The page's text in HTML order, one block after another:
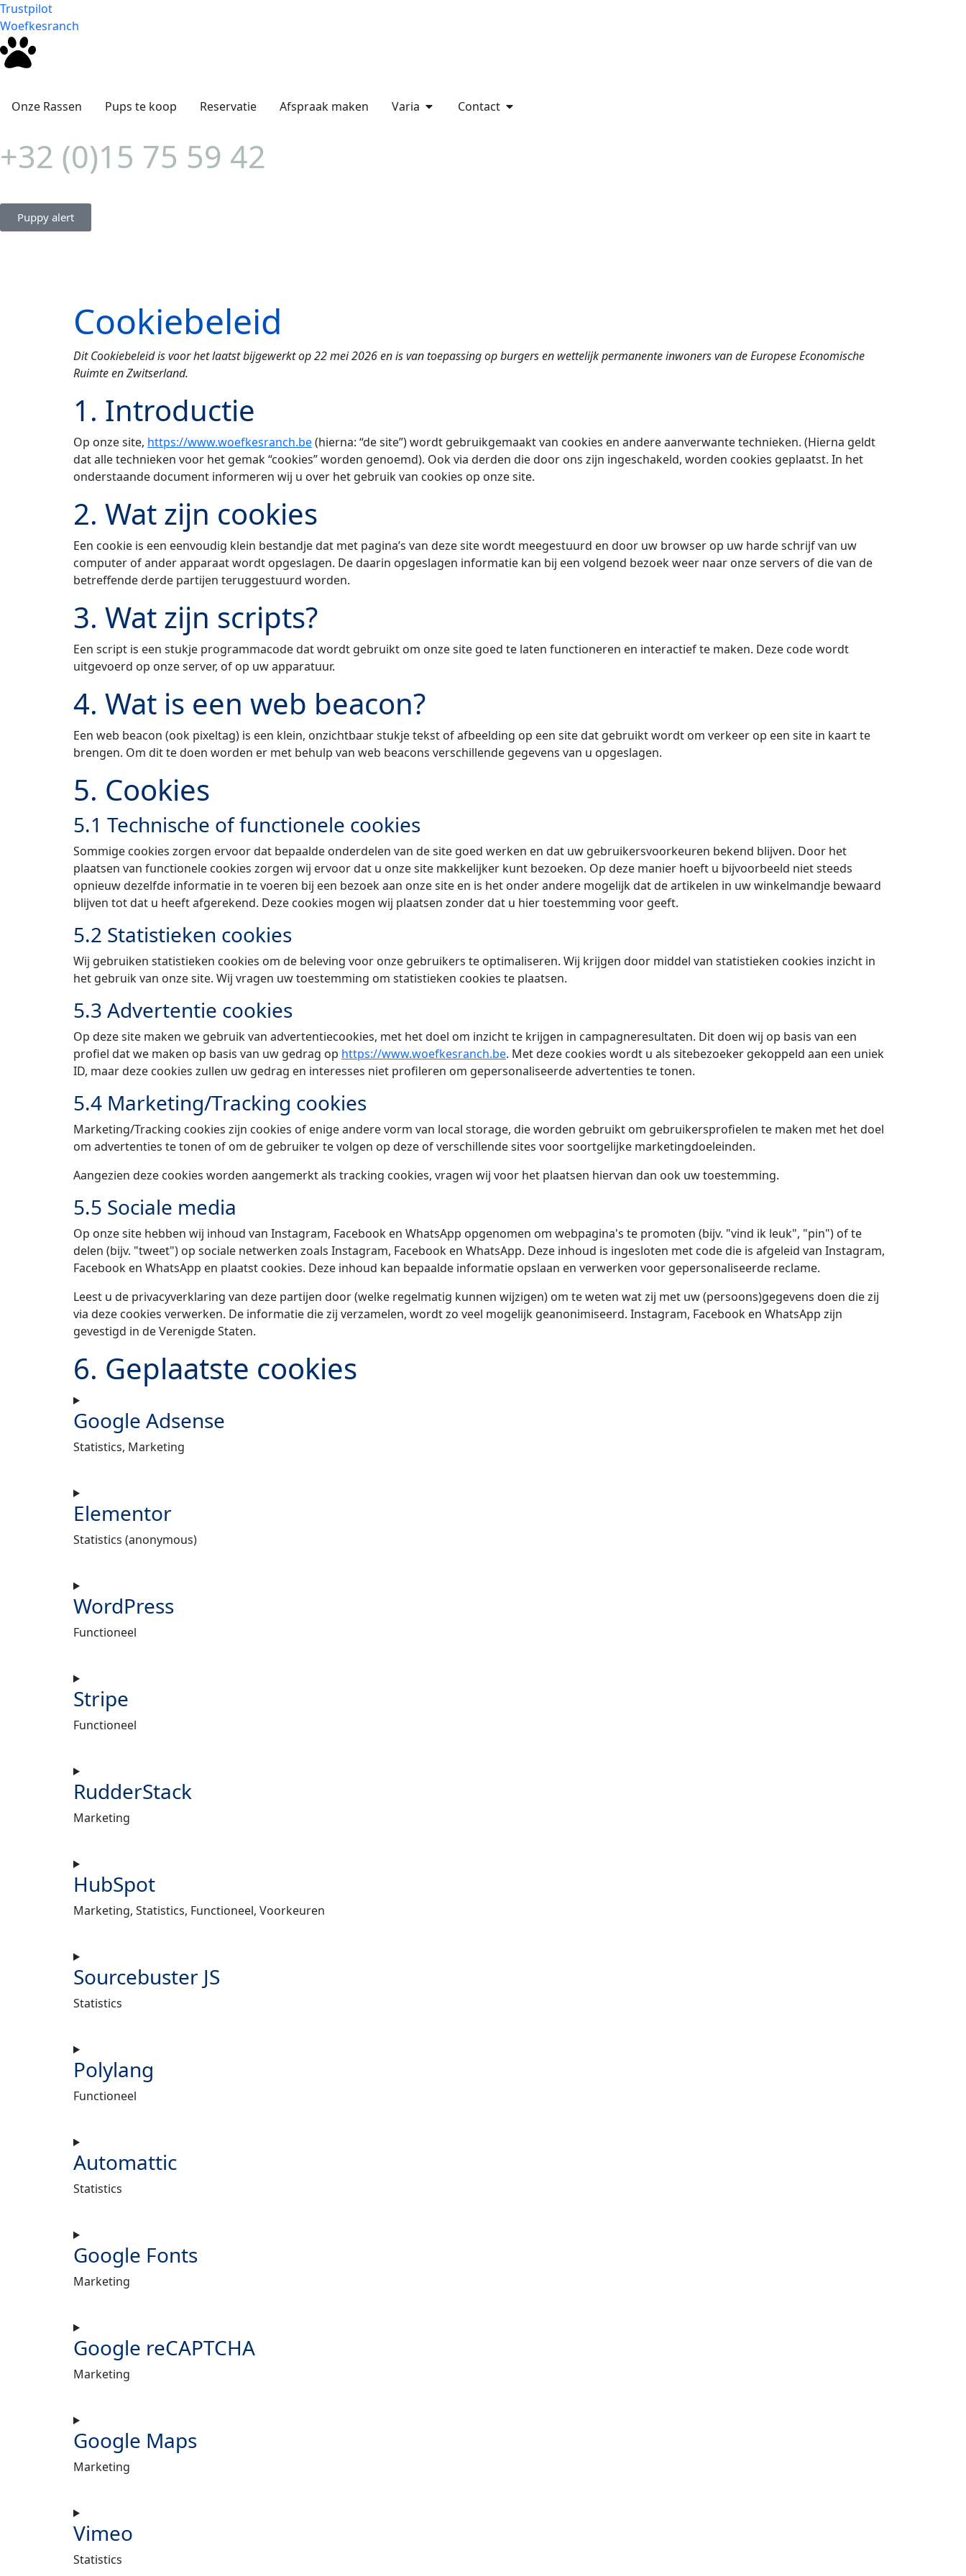
Trustpilot
Woefkesranch
Onze Rassen Pups te koop Reservatie Afspraak maken Varia Contact
+32 (0)15 75 59 42
Puppy alert
Cookiebeleid
Dit Cookiebeleid is voor het laatst bijgewerkt op 22 mei 2026 en is van toepassing op burgers en wettelijk permanente inwoners van de Europese Economische
Ruimte en Zwitserland.
1. Introductie
Op onze site, https://www.woefkesranch.be(hierna: “de site”) wordt gebruikgemaakt van cookies en andere aanverwante technieken. (Hierna geldt
dat alle technieken voor het gemak “cookies” worden genoemd). Ook via derden die door ons zijn ingeschakeld, worden cookies geplaatst. In het
onderstaande document informeren wij u over het gebruik van cookies op onze site.
2. Wat zijn cookies
Een cookie is een eenvoudig klein bestandje dat met pagina’s van deze site wordt meegestuurd en door uw browser op uw harde schrijf van uw
computer of ander apparaat wordt opgeslagen. De daarin opgeslagen informatie kan bij een volgend bezoek weer naar onze servers of die van de
betreffende derde partijen teruggestuurd worden.
3. Wat zijn scripts?
Een script is een stukje programmacode dat wordt gebruikt om onze site goed te laten functioneren en interactief te maken. Deze code wordt
uitgevoerd op onze server, of op uw apparatuur.
4. Wat is een web beacon?
Een web beacon (ook pixeltag) is een klein, onzichtbaar stukje tekst of afbeelding op een site dat gebruikt wordt om verkeer op een site in kaart te
brengen. Om dit te doen worden er met behulp van web beacons verschillende gegevens van u opgeslagen.
5. Cookies
5.1 Technische of functionele cookies
Sommige cookies zorgen ervoor dat bepaalde onderdelen van de site goed werken en dat uw gebruikersvoorkeuren bekend blijven. Door het
plaatsen van functionele cookies zorgen wij ervoor dat u onze site makkelijker kunt bezoeken. Op deze manier hoeft u bijvoorbeeld niet steeds
opnieuw dezelfde informatie in te voeren bij een bezoek aan onze site en is het onder andere mogelijk dat de artikelen in uw winkelmandje bewaard
blijven tot dat u heeft afgerekend. Deze cookies mogen wij plaatsen zonder dat u hier toestemming voor geeft.
5.2 Statistieken cookies
Wij gebruiken statistieken cookies om de beleving voor onze gebruikers te optimaliseren. Wij krijgen door middel van statistieken cookies inzicht in
het gebruik van onze site. Wij vragen uw toestemming om statistieken cookies te plaatsen.
5.3 Advertentie cookies
Op deze site maken we gebruik van advertentiecookies, met het doel om inzicht te krijgen in campagneresultaten. Dit doen wij op basis van een
profiel dat we maken op basis van uw gedrag op https://www.woefkesranch.be. Met deze cookies wordt u als sitebezoeker gekoppeld aan een uniek
ID, maar deze cookies zullen uw gedrag en interesses niet profileren om gepersonaliseerde advertenties te tonen.
5.4 Marketing/Tracking cookies
Marketing/Tracking cookies zijn cookies of enige andere vorm van local storage, die worden gebruikt om gebruikersprofielen te maken met het doel
om advertenties te tonen of om de gebruiker te volgen op deze of verschillende sites voor soortgelijke marketingdoeleinden.
Aangezien deze cookies worden aangemerkt als tracking cookies, vragen wij voor het plaatsen hiervan dan ook uw toestemming.
5.5 Sociale media
Op onze site hebben wij inhoud van Instagram, Facebook en WhatsApp opgenomen om webpagina's te promoten (bijv. "vind ik leuk", "pin") of te
delen (bijv. "tweet") op sociale netwerken zoals Instagram, Facebook en WhatsApp. Deze inhoud is ingesloten met code die is afgeleid van Instagram,
Facebook en WhatsApp en plaatst cookies. Deze inhoud kan bepaalde informatie opslaan en verwerken voor gepersonaliseerde reclame.
Leest u de privacyverklaring van deze partijen door (welke regelmatig kunnen wijzigen) om te weten wat zij met uw (persoons)gegevens doen die zij
via deze cookies verwerken. De informatie die zij verzamelen, wordt zo veel mogelijk geanonimiseerd. Instagram, Facebook en WhatsApp zijn
gevestigd in de Verenigde Staten.
6. Geplaatste cookies
Google Adsense
Statistics, Marketing
Elementor
Statistics (anonymous)
WordPress
Functioneel
Stripe
Functioneel
RudderStack
Marketing
HubSpot
Marketing, Statistics, Functioneel, Voorkeuren
Sourcebuster JS
Statistics
Polylang
Functioneel
Automattic
Statistics
Google Fonts
Marketing
Google reCAPTCHA
Marketing
Google Maps
Marketing
Vimeo
Statistics